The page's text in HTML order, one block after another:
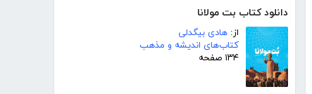
دانلود کتاب بت مولانا
از: هادی بیگدلی
کتاب‌های اندیشه و مذهب
۱۳۴ صفحه